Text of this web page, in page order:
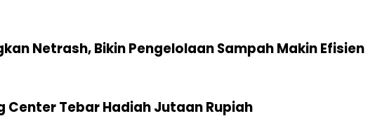
Netrash, Bikin Pengelolaan Sampah Makin Efisien
Center Tebar Hadiah Jutaan Rupiah